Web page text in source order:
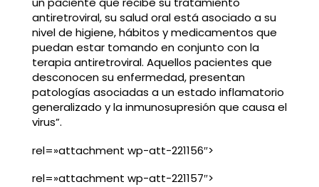
antiretroviral, su salud oral está asociado a su
nivel de higiene, hábitos y medicamentos que
puedan estar tomando en conjunto con la
terapia antiretroviral. Aquellos pacientes que
desconocen su enfermedad, presentan
patologías asociadas a un estado inflamatorio
generalizado y la inmunosupresión que causa el
virus”.
rel=»attachment wp-att-221156″>
rel=»attachment wp-att-221157″>